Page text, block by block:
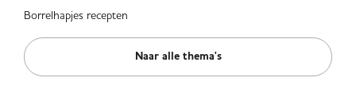
Borrelhapjes recepten
Naar alle thema's